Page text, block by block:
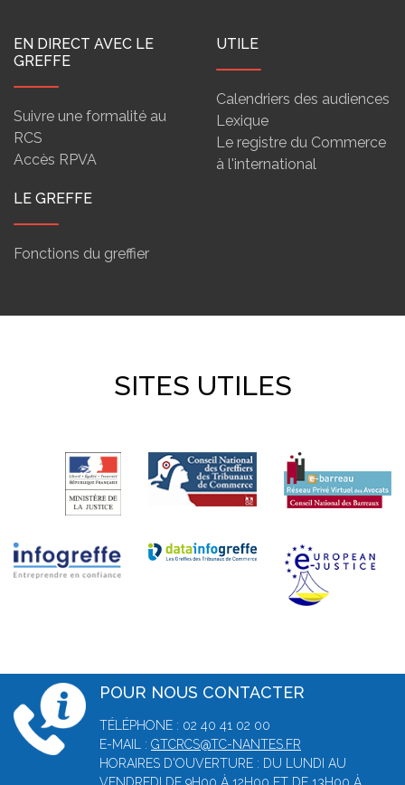
EN DIRECT AVEC LE
GREFFE
Suivre une formalité au
RCS
Accès RPVA
UTILE
Calendriers des audiences
Lexique
Le registre du Commerce
à l'international
LE GREFFE
Fonctions du greffier
SITES UTILES
POUR NOUS CONTACTER
TÉLÉPHONE : 02 40 41 02 00
E-MAIL : GTCRCS@TC-NANTES.FR
HORAIRES D'OUVERTURE : DU LUNDI AU